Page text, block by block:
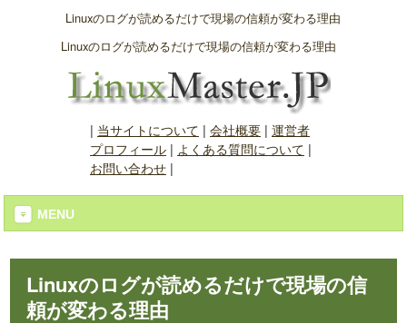
Linuxのログが読めるだけで現場の信頼が変わる理由
Linuxのログが読めるだけで現場の信頼が変わる理由
| 当サイトについて | 会社概要| 運営者
プロフィール| よくある質問について |
お問い合わせ|
MENU
Linuxのログが読めるだけで現場の信
頼が変わる理由